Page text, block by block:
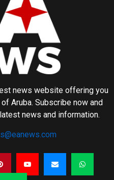
news website offering you
Aruba. Subscribe now and
news and information.